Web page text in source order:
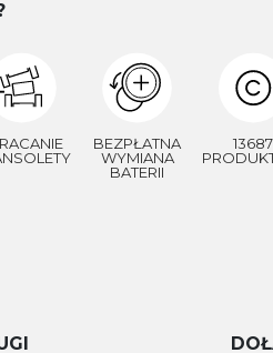
BEZPŁATNA
WYMIANA
BATERII
13687